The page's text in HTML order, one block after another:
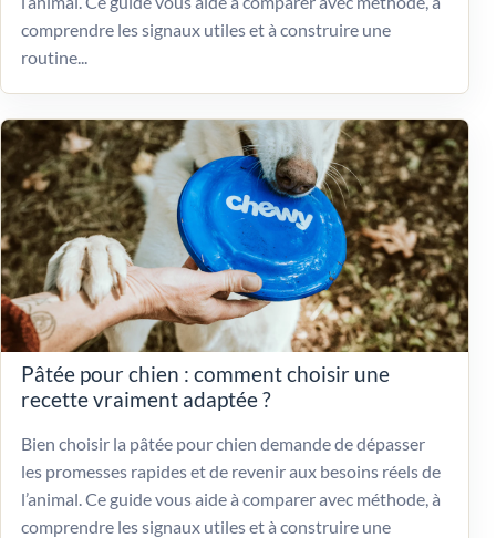
comprendre les signaux utiles et à construire une
routine...
Pâtée pour chien : comment choisir une
recette vraiment adaptée ?
Bien choisir la pâtée pour chien demande de dépasser
les promesses rapides et de revenir aux besoins réels de
l’animal. Ce guide vous aide à comparer avec méthode, à
comprendre les signaux utiles et à construire une